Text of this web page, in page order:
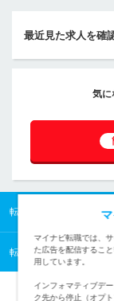
最近見た求人を確
気に
転職TOP タクシード
転職TOP 美容・ブラ
マイナビ転職では、
た広告を配信するこ
用しています。
インフォマティブデ
ク先から停止（オプ